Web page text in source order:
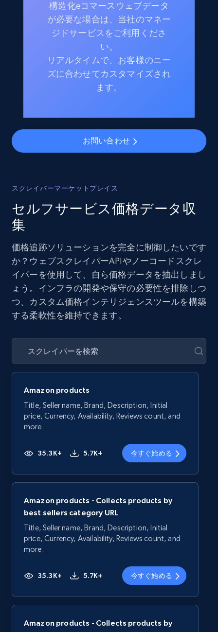
構造化eコマースウェブデータ
が必要な場合は、当社のマネー
ジドサービスをご利用くださ
い。
リアルタイムで、お客様のニー
ズに合わせてカスタマイズされ
ます。
お問い合わせ
スクレイパーマーケットプレイス
セルフサービス価格データ収
集
価格追跡ソリューションを完全に制御したいです
か？ウェブスクレイパーAPIやノーコードスクレ
イパーを使用して、自ら価格データを抽出しまし
ょう。インフラの開発や保守の必要性を排除しつ
つ、カスタム価格インテリジェンスツールを構築
する柔軟性を維持できます。
Amazon products
Title, Seller name, Brand, Description, Initial
price, Currency, Availability, Reviews count, and
more.
35.3K+ 5.7K+ 今すぐ始める
Amazon products - Collects products by
best sellers category URL
Title, Seller name, Brand, Description, Initial
price, Currency, Availability, Reviews count, and
more.
35.3K+ 5.7K+ 今すぐ始める
Amazon products - Collects products by